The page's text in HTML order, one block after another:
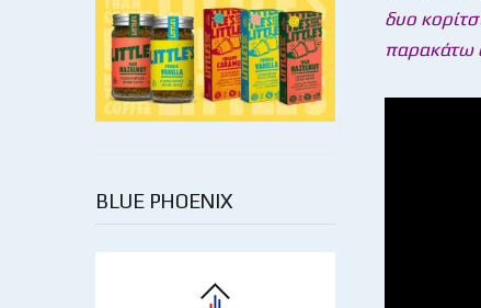
BLUE PHOENIX
δυο
παρακάτω